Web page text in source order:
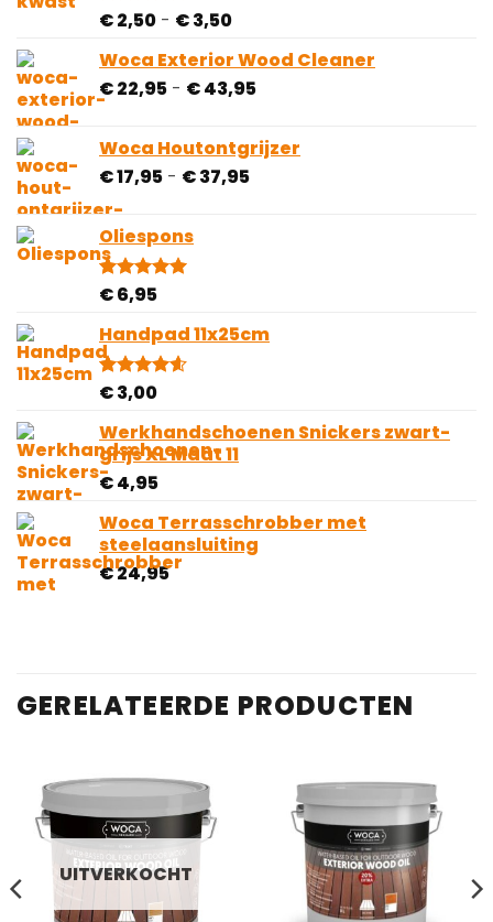
Gewaardeerd
gebaseerd
op
2
klantbeoordelingen
€2,50 - €3,50Prijsklasse:
tot
€ 3,50
Woca Exterior Wood Cleaner
€22,95 - €43,95Prijsklasse:
tot
€ 43,95
Woca Houtontgrijzer
€17,95 - €37,95Prijsklasse:
Oliespons
Gewaardeerd
gebaseerd
op
5
klantbeoordelingen
€6,95
Handpad 11x25cm
Gewaardeerd
gebaseerd
op
5
klantbeoordelingen
€3,00
Werkhandschoenen Snickers zwart-
grijs XL Maat 11
€4,95
Woca Terrasschrobber met
steelaansluiting
€24,95
GERELATEERDE PRODUCTEN
UITVERKOCHT